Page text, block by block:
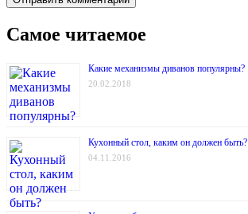
Самое читаемое
Какие механизмы диванов популярны?
20.02.2018
Кухонный стол, каким он должен быть?
04.11.2016